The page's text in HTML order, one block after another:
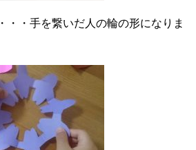
・・手を繋いだ人の輪の形になりま